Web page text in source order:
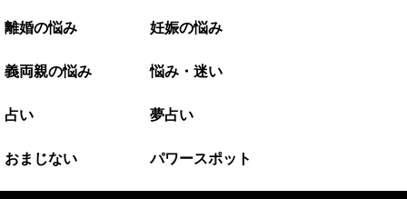
離婚の悩み 妊娠の悩み
義両親の悩み 悩み・迷い
占い 夢占い
おまじない パワースポット